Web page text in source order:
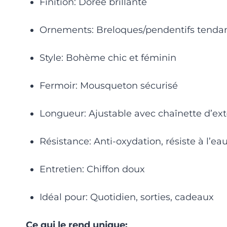
Ornements: Breloques/pendentifs
Style: Bohème chic et féminin
Fermoir: Mousqueton sécurisé
Longueur: Ajustable avec chaînette
Résistance: Anti-oxydation, résiste à l’eau
Entretien: Chiffon doux
Idéal pour: Quotidien, sorties, cadeaux